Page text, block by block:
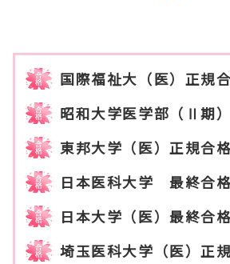
国際福祉大（医）正規
昭和大学医学部（Ⅱ期
東邦大学（医）正規合格
日本医科大学 最終合格
日本大学（医）最終合格
埼玉医科大学（医）正